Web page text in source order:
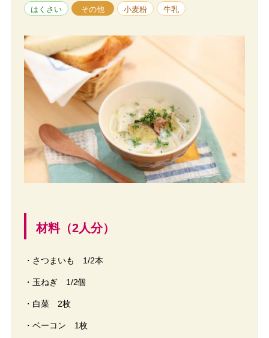
はくさい その他 小麦粉 牛乳
材料（2人分）
・さつまいも 1/2本
・玉ねぎ 1/2個
・白菜 2枚
・ベーコン 1枚